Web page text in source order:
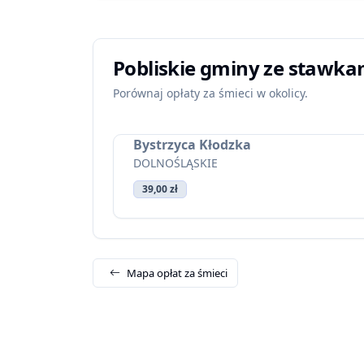
Pobliskie gminy ze
Porównaj opłaty za śmieci w okolicy.
Bystrzyca Kłodzka
DOLNOŚLĄSKIE
39,00 zł
Mapa opłat za śmieci